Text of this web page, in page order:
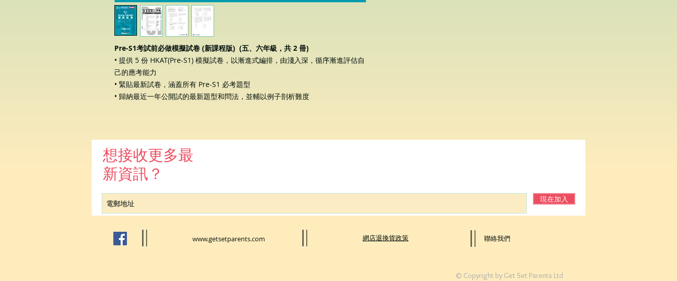
Pre-S1考試前必做模擬試卷 (新課程版) (五、六年級，共 2 冊)
• 提供 5 份 HKAT(Pre-S1) 模擬試卷，以漸進式編排，由淺入深，循序漸進評估自
己的應考能力
• 緊貼最新試卷，涵蓋所有 Pre-S1 必考題型
• 歸納最近一年公開試的最新題型和問法，並輔以例子剖析難度
想接收更多最
新資訊？
現在加入
www.getsetparents.com ​網店退換貨政策 ​聯絡我們
© Copyright by Get Set Parents Ltd